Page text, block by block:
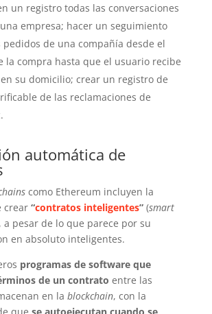
un registro todas las conversaciones
empresa; hacer un seguimiento
pedidos de una compañía desde el
la compra hasta que el usuario recibe
su domicilio; crear un registro de
de las reclamaciones de
automática de
como Ethereum incluyen la
crear “contratos inteligentes”(smart
a pesar de lo que parece por su
en absoluto inteligentes.
programas de software que
de un contrato entre las
en la blockchain, con la